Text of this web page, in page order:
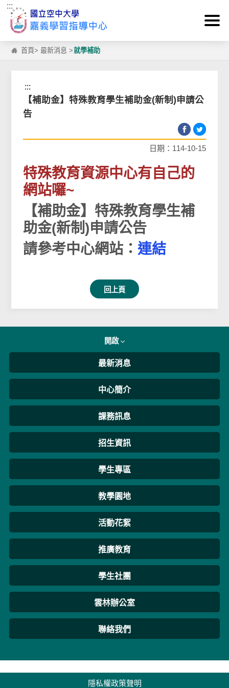
跳到主要內容區塊
:::
首頁>最新消息 >就學補助
:::
【補助金】特殊教育學生補助金(新制)申請公
告
日期：114-10-15
特殊教育資源中心有自己的
網站囉~
【補助金】特殊教育學生補
助金(新制)申請公告
請參考中心網站：連結
回上頁
開啟
最新消息
中心簡介
課務訊息
招生資訊
學生專區
教學園地
活動花絮
推廣教育
學生社團
雲林辦公室
聯絡我們
隱私權政策聲明